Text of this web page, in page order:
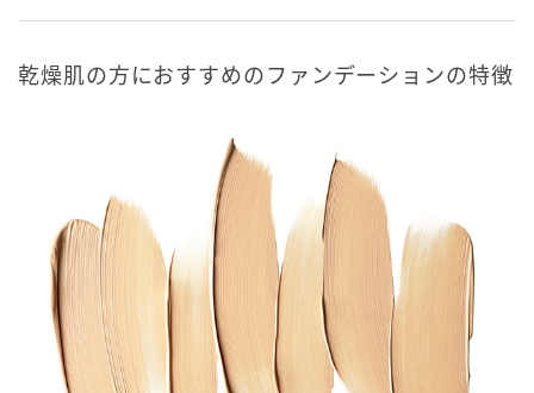
乾燥肌の方におすすめのファンデーションの特徴